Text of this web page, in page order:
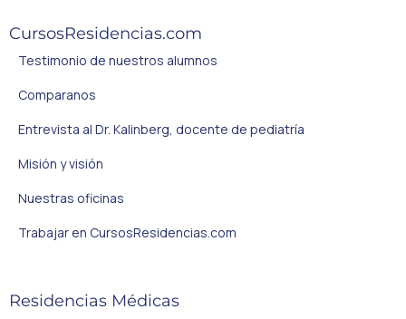
CursosResidencias.com
Testimonio de nuestros alumnos
Comparanos
Entrevista al Dr. Kalinberg, docente de pediatría
Misión y visión
Nuestras oficinas
Trabajar en CursosResidencias.com
Residencias Médicas